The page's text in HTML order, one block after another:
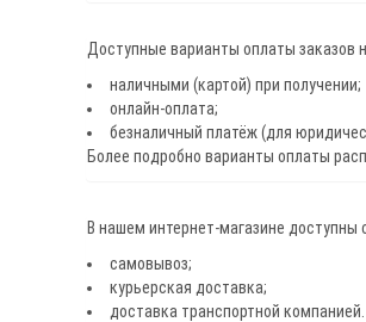
Доступные варианты оплаты заказов
наличными (картой) при получении;
онлайн-оплата;
безналичный платёж (для
Более подробно варианты оплаты
В нашем интернет-магазине
самовывоз;
курьерская доставка;
доставка транспортной компанией.